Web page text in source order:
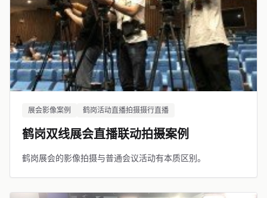
展会影像案例 鹤岗活动直播拍摄摄行直播
鹤岗双线展会直播联动拍摄案例
鹤岗展会的影像拍摄与普通会议活动有本质区别。